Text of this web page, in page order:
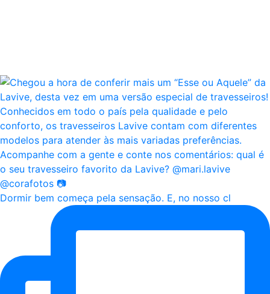
Dormir bem começa pela sensação. E, no nosso cl